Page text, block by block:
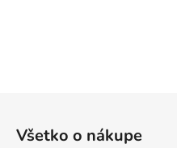
Všetko o nákupe